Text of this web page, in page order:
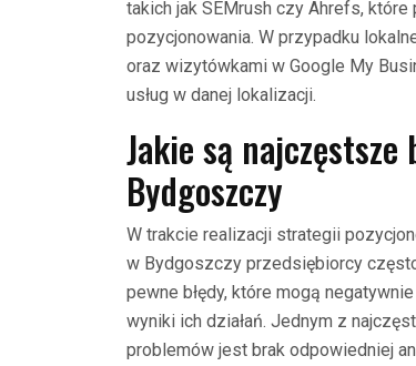
takich jak SEMrush czy Ahrefs,
pozycjonowania. W przypadku
oraz wizytówkami w Google My
usług w danej lokalizacji.
Jakie są najczęstsze
Bydgoszczy
W trakcie realizacji strategii
w Bydgoszczy przedsiębiorcy
pewne błędy, które mogą negatywnie
wyniki ich działań. Jednym z
problemów jest brak odpowiedniej